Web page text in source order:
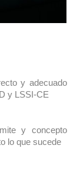
y adecuado
y LSSI-CE
y concepto
lo que sucede